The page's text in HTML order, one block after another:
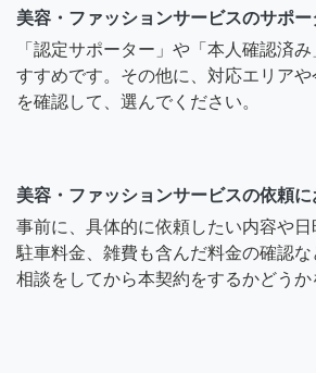
美容・ファッションサービスのサポー
「認定サポーター」や「本人確認済
すすめです。その他に、対応エリア
を確認して、選んでください。
美容・ファッションサービスの依頼に
事前に、具体的に依頼したい内容や
駐車料金、雑費も含んだ料金の確認な
相談をしてから本契約をするかどうか